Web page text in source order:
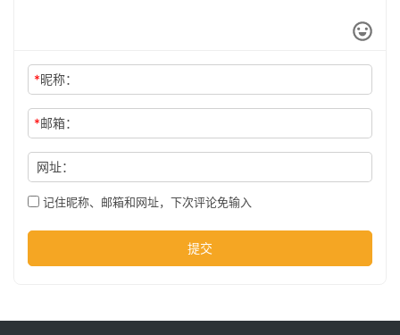
时
尚
科
技
*昵称：
*邮箱：
网址：
记住昵称、邮箱和网址，下次评论免输入
提交